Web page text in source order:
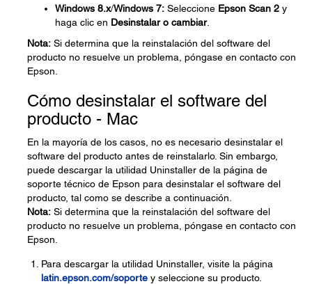
Windows 8.x/Windows 7: Seleccione Epson Scan 2 y
haga clic en Desinstalar o cambiar.
Nota: Si determina que la reinstalación del software del
producto no resuelve un problema, póngase en contacto con
Epson.
Cómo desinstalar el software del
producto - Mac
En la mayoría de los casos, no es necesario desinstalar el
software del producto antes de reinstalarlo. Sin embargo,
puede descargar la utilidad Uninstaller de la página de
soporte técnico de Epson para desinstalar el software del
producto, tal como se describe a continuación.
Nota: Si determina que la reinstalación del software del
producto no resuelve un problema, póngase en contacto con
Epson.
Para descargar la utilidad Uninstaller, visite la página
latin.epson.com/soporte y seleccione su producto.